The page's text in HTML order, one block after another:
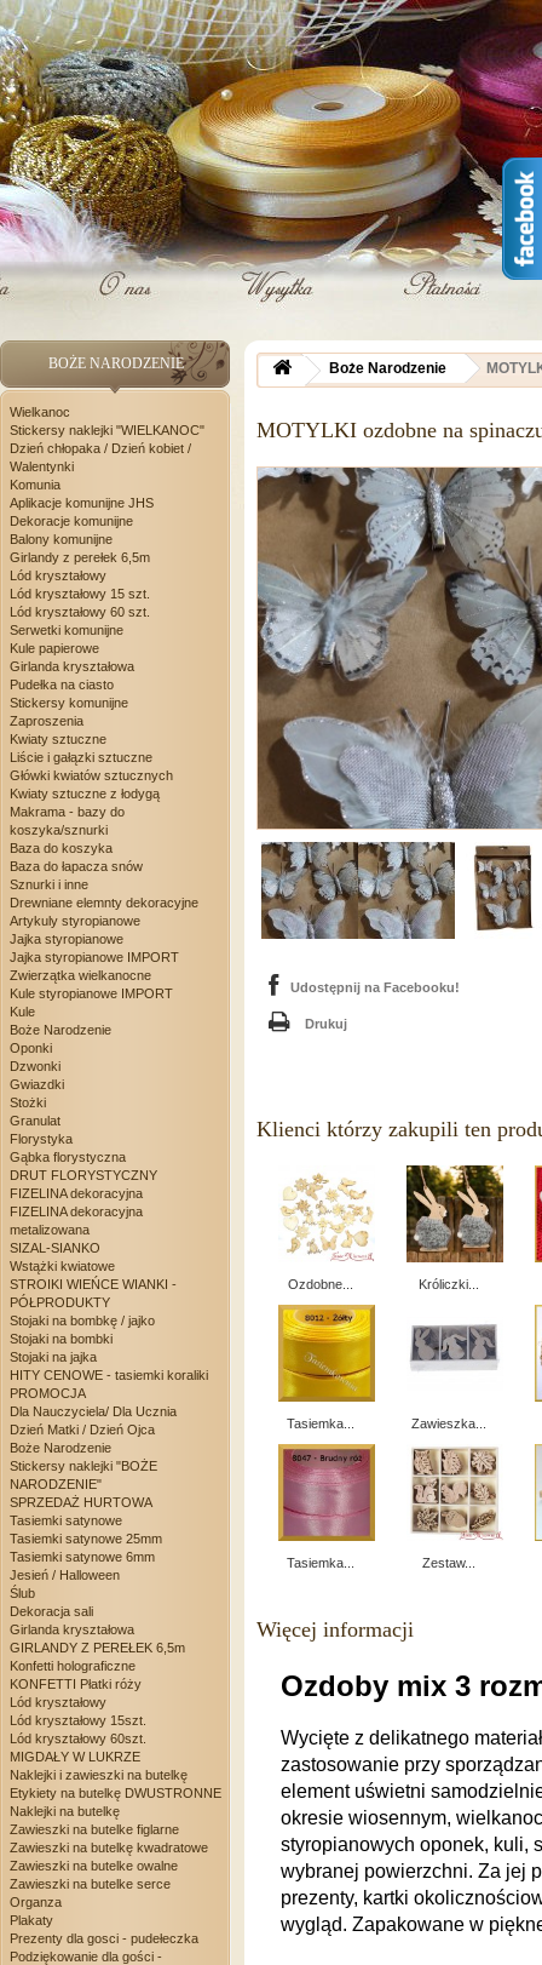
BOŻE NARODZENIE
Wielkanoc
Stickersy naklejki "WIELKANOC"
Dzień chłopaka / Dzień kobiet /
Walentynki
Komunia
Aplikacje komunijne JHS
Dekoracje komunijne
Balony komunijne
Girlandy z perełek 6,5m
Lód kryształowy
Lód kryształowy 15 szt.
Lód kryształowy 60 szt.
Serwetki komunijne
Kule papierowe
Girlanda kryształowa
Pudełka na ciasto
Stickersy komunijne
Zaproszenia
Kwiaty sztuczne
Liście i gałązki sztuczne
Główki kwiatów sztucznych
Kwiaty sztuczne z łodygą
Makrama - bazy do
koszyka/sznurki
Baza do koszyka
Baza do łapacza snów
Sznurki i inne
Drewniane elemnty dekoracyjne
Artykuly styropianowe
Jajka styropianowe
Jajka styropianowe IMPORT
Zwierzątka wielkanocne
Kule styropianowe IMPORT
Kule
Boże Narodzenie
Oponki
Dzwonki
Gwiazdki
Stożki
Granulat
Florystyka
Gąbka florystyczna
DRUT FLORYSTYCZNY
FIZELINA dekoracyjna
FIZELINA dekoracyjna
metalizowana
SIZAL-SIANKO
Wstążki kwiatowe
STROIKI WIEŃCE WIANKI -
PÓŁPRODUKTY
Stojaki na bombkę / jajko
Stojaki na bombki
Stojaki na jajka
HITY CENOWE - tasiemki koraliki
PROMOCJA
Dla Nauczyciela/ Dla Ucznia
Dzień Matki / Dzień Ojca
Boże Narodzenie
Stickersy naklejki "BOŻE
NARODZENIE"
SPRZEDAŻ HURTOWA
Tasiemki satynowe
Tasiemki satynowe 25mm
Tasiemki satynowe 6mm
Jesień / Halloween
Ślub
Dekoracja sali
Girlanda kryształowa
GIRLANDY Z PEREŁEK 6,5m
Konfetti holograficzne
KONFETTI Płatki róży
Lód kryształowy
Lód kryształowy 15szt.
Lód kryształowy 60szt.
MIGDAŁY W LUKRZE
Naklejki i zawieszki na butelkę
Etykiety na butelkę DWUSTRONNE
Naklejki na butelkę
Zawieszki na butelke figlarne
Zawieszki na butelkę kwadratowe
Zawieszki na butelke owalne
Zawieszki na butelke serce
Organza
Plakaty
Prezenty dla gosci - pudełeczka
Podziękowanie dla gości -
Boże Narodzenie
MOTYLKI ozdobne na
Udostępnij na Facebooku!
Drukuj
Klienci którzy zakupili ten
Ozdobne... Króliczki...
Tasiemka... Zawieszka...
Tasiemka... Zestaw...
Więcej informacji
Ozdoby mix 3
Wycięte z delikatnego
zastosowanie przy
element uświetni
okresie wiosennym,
styropianowych oponek, kuli,
wybranej powierzchni. Za jej
prezenty, kartki
wygląd. Zapakowane w